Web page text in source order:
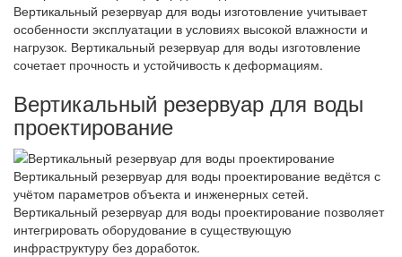
Вертикальный резервуар для воды изготовление учитывает
особенности эксплуатации в условиях высокой влажности и
нагрузок. Вертикальный резервуар для воды изготовление
сочетает прочность и устойчивость к деформациям.
Вертикальный резервуар для воды
проектирование
Вертикальный резервуар для воды проектирование ведётся с
учётом параметров объекта и инженерных сетей.
Вертикальный резервуар для воды проектирование позволяет
интегрировать оборудование в существующую
инфраструктуру без доработок.